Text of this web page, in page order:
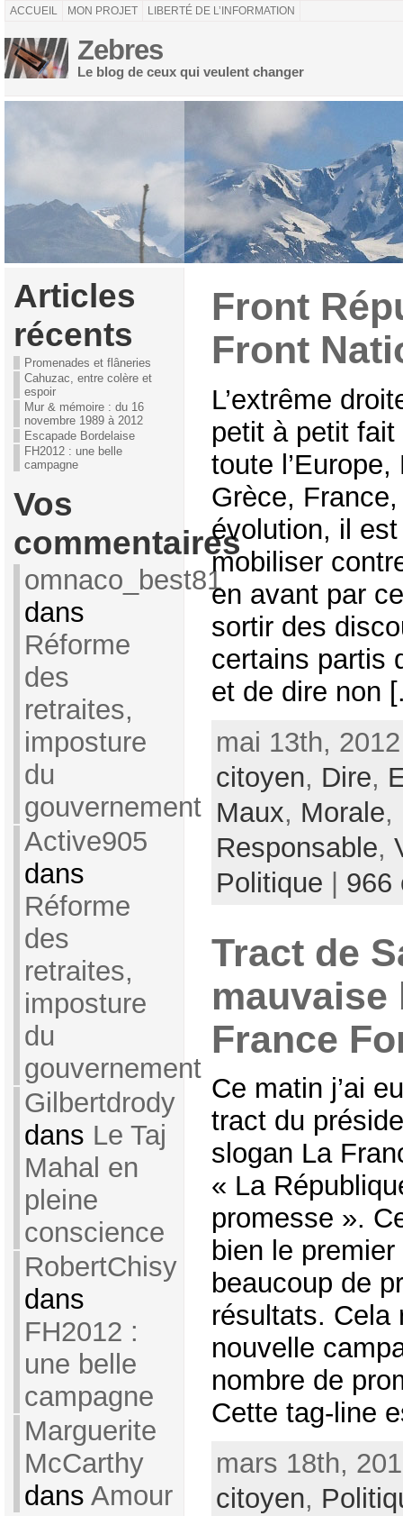
ACCUEIL MON PROJET LIBERTÉ DE L’INFORMATION
Zebres
Le blog de ceux qui veulent changer
Articles
récents
Promenades et flâneries
Cahuzac, entre colère et
espoir
Mur & mémoire : du 16
novembre 1989 à 2012
Escapade Bordelaise
FH2012 : une belle
campagne
Vos
commentaires
omnaco_best81
dans
Réforme
des
retraites,
imposture
du
gouvernement
Active905
dans
Réforme
des
retraites,
imposture
du
gouvernement
Gilbertdrody
dans Le Taj
Mahal en
pleine
conscience
RobertChisy
dans
FH2012 :
une belle
campagne
Marguerite
McCarthy
dans Amour
Front
Front
L’extrême
petit à petit
toute
Grèce,
évolution, il
mobiliser
en avant par
sortir des
certains partis
et de dire non
mai 13th,
citoyen, Dire,
Maux, Morale,
Responsable,
Politique | 966
Tract de
mauvaise
France
Ce matin j’ai
tract du
slogan La
« La
promesse ».
bien le
beaucoup de
résultats. Cela
nouvelle
nombre de
Cette tag-line
mars 18th,
citoyen,